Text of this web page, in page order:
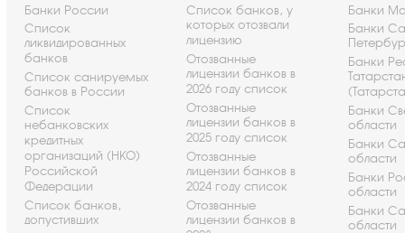
Банки России
Список
ликвидированных
банков
Список санируемых
банков в России
Список
небанковских
кредитных
организаций (НКО)
Российской
Федерации
Список банков,
допустивших
Список банков, у
которых отозвали
лицензию
Отозванные
лицензии банков в
2026 году список
Отозванные
лицензии банков в
2025 году список
Отозванные
лицензии банков в
2024 году список
Отозванные
лицензии банков в
Банки
Банки
Банки
Банки
области
Банки
области
Банки
области
Банки
области